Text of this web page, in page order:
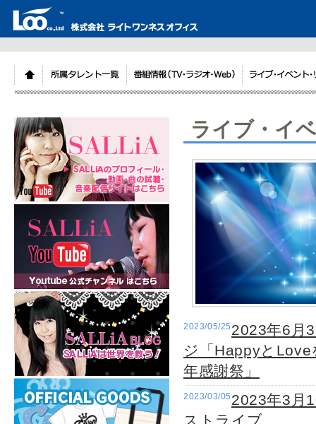
ライブ・イ
2023/05/25 2023年6月
ジ「Happyと
年感謝祭」
2023/03/05 2023年3月
ストライブ